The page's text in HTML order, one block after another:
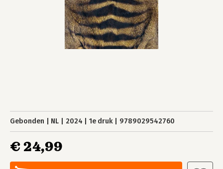
Gebonden NL 2024 1e druk 9789029542760
€ 24,99